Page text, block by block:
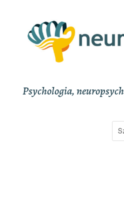
Psychologia,